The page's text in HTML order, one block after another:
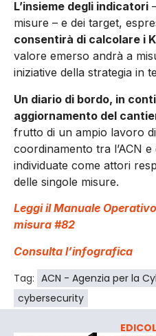
L’insieme degli indicatori
misure – e dei target,
consentirà di calcolare i
valore emerso andrà a
iniziative della strategia in
Un diario di bordo, in
aggiornamento del
frutto di un ampio lavoro
coordinamento tra l’ACN
individuate come attori
delle singole misure.
Leggi il Manuale
misura #82
Consulta l’infografica
Tag: ACN - Agenzia per la
cybersecurity